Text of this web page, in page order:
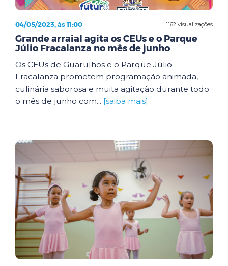
1162 visualizações
04/05/2023, às 11:00
Grande arraial agita os CEUs e o Parque
Júlio Fracalanza no mês de junho
Os CEUs de Guarulhos e o Parque Júlio
Fracalanza prometem programação animada,
culinária saborosa e muita agitação durante todo
o mês de junho com... [saiba mais]